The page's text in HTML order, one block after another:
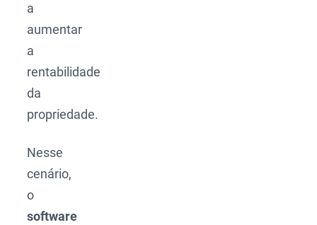
a
aumentar
a
rentabilidade
da
propriedade.
Nesse
cenário,
o
software